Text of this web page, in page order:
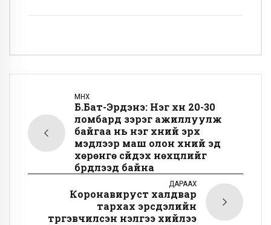
ӨМНӨХ
Б.Бат-Эрдэнэ: Нэг хүн 20-30
ломбард зэрэг ажиллуулж
байгаа нь нэг хүний эрх
мэдлээр маш олон хүний эд
хөрөнгө сүйдэх нөхцлийг
бүрдүүлээд байна
ДАРААХ
Коронавируст халдвар
тархах эрсдэлийн
түргэвчилсэн үнэлгээ хийлээ